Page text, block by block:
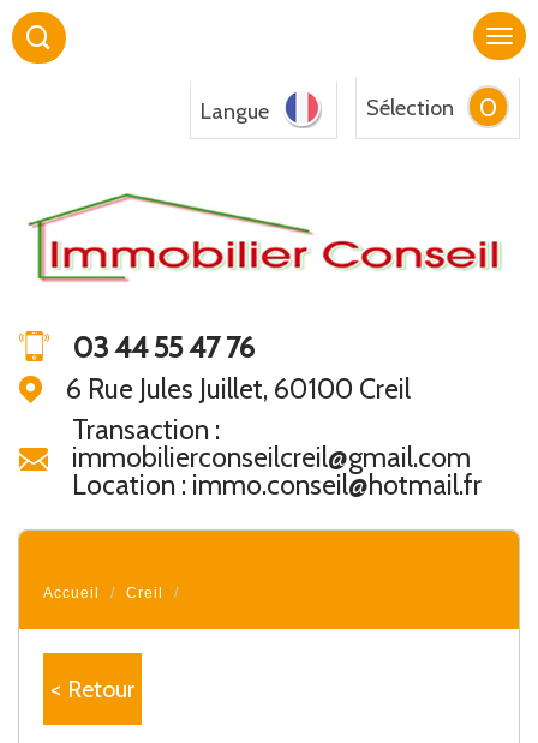
Langue Sélection 0
03 44 55 47 76
6 Rue Jules Juillet, 60100 Creil
Transaction :
immobilierconseilcreil@gmail.com
Location : immo.conseil@hotmail.fr
Accueil Creil
< Retour